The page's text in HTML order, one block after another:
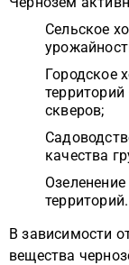
Сельское
Городское
скверов;
качества
территорий.
В зависимости
вещества